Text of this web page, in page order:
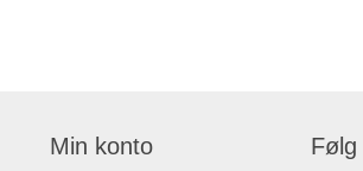
Min konto Følg